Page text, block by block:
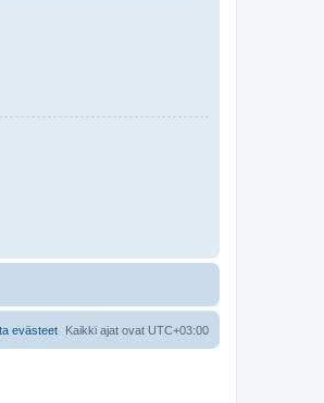
Kaikki ajat ovat UTC+03:00
evästeet